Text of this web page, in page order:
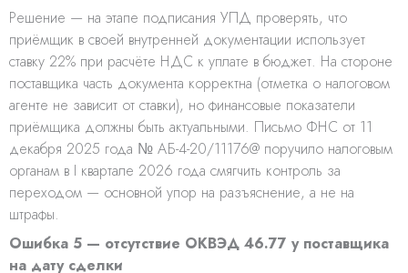
Решение — на этапе подписания УПД проверять, что
приёмщик в своей внутренней документации использует
ставку 22% при расчёте НДС к уплате в бюджет. На стороне
поставщика часть документа корректна (отметка о налоговом
агенте не зависит от ставки), но финансовые показатели
приёмщика должны быть актуальными. Письмо ФНС от 11
декабря 2025 года № АБ-4-20/11176@ поручило налоговым
органам в I квартале 2026 года смягчить контроль за
переходом — основной упор на разъяснение, а не на
штрафы.
Ошибка 5 — отсутствие ОКВЭД 46.77 у поставщика
на дату сделки